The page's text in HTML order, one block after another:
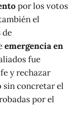
por los votos
el
de
emergencia en
fue
y rechazar
sin concretar el
por el